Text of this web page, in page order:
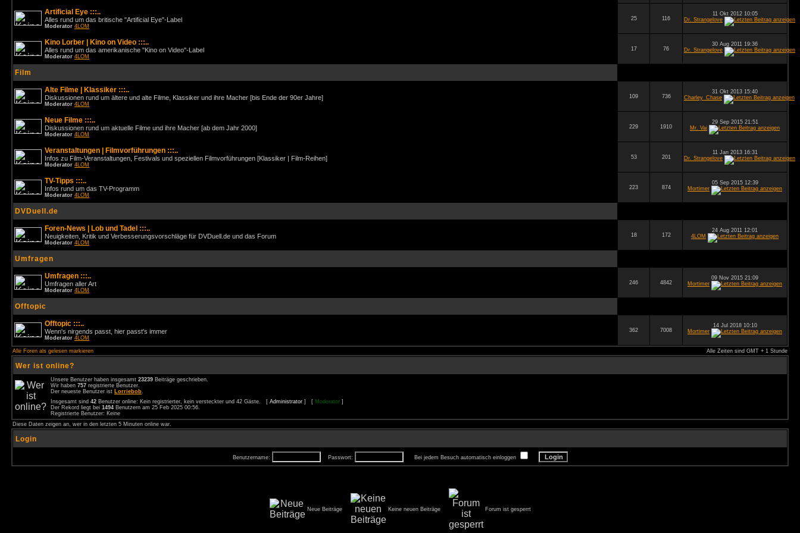
Artificial Eye :::..
Alles rund um das britische "Artificial Eye"-Label
Moderator 4LOM
25 116
11 Okt 2012 10:05
Dr. Strangelove
Kino Lorber | Kino on Video :::..
Alles rund um das amerikanische "Kino on Video"-Label
Moderator 4LOM
17 76
30 Aug 2011 19:36
Dr. Strangelove
Film
Alte Filme | Klassiker :::..
Diskussionen rund um ältere und alte Filme, Klassiker und ihre Macher [bis Ende der 90er Jahre]
Moderator 4LOM
109 736
31 Okt 2013 15:40
Charley_Chase
Neue Filme :::..
Diskussionen rund um aktuelle Filme und ihre Macher [ab dem Jahr 2000]
Moderator 4LOM
229 1910
29 Sep 2015 21:51
Mr. Vai
Veranstaltungen | Filmvorführungen :::..
Infos zu Film-Veranstaltungen, Festivals und speziellen Filmvorführungen [Klassiker | Film-Reihen]
Moderator 4LOM
53 201
11 Jan 2013 16:31
Dr. Strangelove
TV-Tipps :::..
Infos rund um das TV-Programm
Moderator 4LOM
223 874
05 Sep 2015 12:39
Mortimer
DVDuell.de
Foren-News | Lob und Tadel :::..
Neuigkeiten, Kritik und Verbesserungsvorschläge für DVDuell.de und das Forum
Moderator 4LOM
18 172
24 Aug 2011 12:01
4LOM
Umfragen
Umfragen :::..
Umfragen aller Art
Moderator 4LOM
246 4842
09 Nov 2015 21:09
Mortimer
Offtopic
Offtopic :::..
Wenn's nirgends passt, hier passt's immer
Moderator 4LOM
362 7008
14 Jul 2018 10:10
Mortimer
Alle Foren als gelesen markieren Alle Zeiten sind GMT + 1 Stunde
Wer ist online?
Unsere Benutzer haben insgesamt 23239 Beiträge geschrieben.
Wir haben 757 registrierte Benutzer.
Der neueste Benutzer ist Lorriebob.
Insgesamt sind 42 Benutzer online: Kein registrierter, kein versteckter und 42 Gäste. [ Administrator ] [ Moderator ]
Der Rekord liegt bei 1494 Benutzern am 25 Feb 2025 00:56.
Registrierte Benutzer: Keine
Diese Daten zeigen an, wer in den letzten 5 Minuten online war.
Login
Benutzername: Passwort: Bei jedem Besuch automatisch einloggen
Neue Beiträge Keine neuen Beiträge Forum ist gesperrt